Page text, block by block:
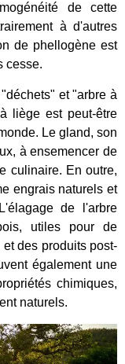
de cette
à d'autres
de phellogène est
cesse.
et "arbre à
liège est peut-être
Le gland, son
à ensemencer de
culinaire. En outre,
engrais naturels et
de l'arbre
utiles pour de
des produits post-
également une
chimiques,
naturels.